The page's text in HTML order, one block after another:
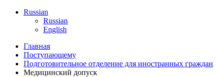
Russian
Russian
English
Главная
Поступающему
Подготовительное отделение для иностранных граждан
Медицинский допуск